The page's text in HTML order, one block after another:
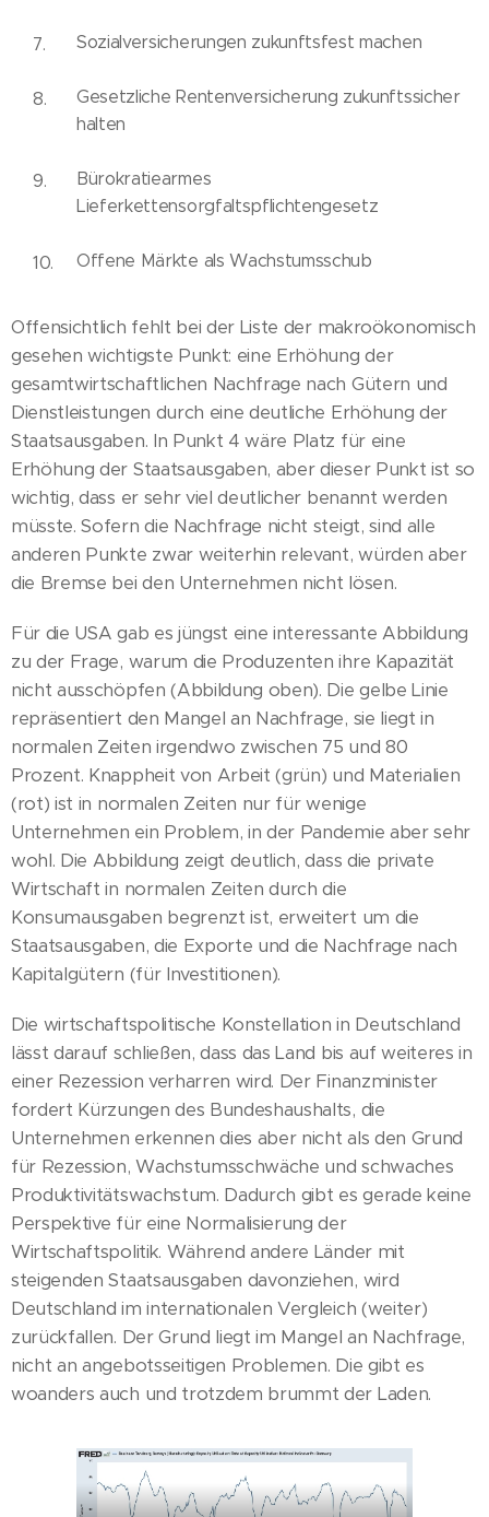
Sozialversicherungen zukunftsfest machen
Gesetzliche Rentenversicherung zukunftssicher
halten
Bürokratiearmes
Lieferkettensorgfaltspflichtengesetz
Offene Märkte als Wachstumsschub
Offensichtlich fehlt bei der Liste der makroökonomisch
gesehen wichtigste Punkt: eine Erhöhung der
gesamtwirtschaftlichen Nachfrage nach Gütern und
Dienstleistungen durch eine deutliche Erhöhung der
Staatsausgaben. In Punkt 4 wäre Platz für eine
Erhöhung der Staatsausgaben, aber dieser Punkt ist so
wichtig, dass er sehr viel deutlicher benannt werden
müsste. Sofern die Nachfrage nicht steigt, sind alle
anderen Punkte zwar weiterhin relevant, würden aber
die Bremse bei den Unternehmen nicht lösen.
Für die USA gab es jüngst eine interessante Abbildung
zu der Frage, warum die Produzenten ihre Kapazität
nicht ausschöpfen (Abbildung oben). Die gelbe Linie
repräsentiert den Mangel an Nachfrage, sie liegt in
normalen Zeiten irgendwo zwischen 75 und 80
Prozent. Knappheit von Arbeit (grün) und Materialien
(rot) ist in normalen Zeiten nur für wenige
Unternehmen ein Problem, in der Pandemie aber sehr
wohl. Die Abbildung zeigt deutlich, dass die private
Wirtschaft in normalen Zeiten durch die
Konsumausgaben begrenzt ist, erweitert um die
Staatsausgaben, die Exporte und die Nachfrage nach
Kapitalgütern (für Investitionen).
Die wirtschaftspolitische Konstellation in Deutschland
lässt darauf schließen, dass das Land bis auf weiteres in
einer Rezession verharren wird. Der Finanzminister
fordert Kürzungen des Bundeshaushalts, die
Unternehmen erkennen dies aber nicht als den Grund
für Rezession, Wachstumsschwäche und schwaches
Produktivitätswachstum. Dadurch gibt es gerade keine
Perspektive für eine Normalisierung der
Wirtschaftspolitik. Während andere Länder mit
steigenden Staatsausgaben davonziehen, wird
Deutschland im internationalen Vergleich (weiter)
zurückfallen. Der Grund liegt im Mangel an Nachfrage,
nicht an angebotsseitigen Problemen. Die gibt es
woanders auch und trotzdem brummt der Laden.